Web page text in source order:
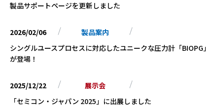
製品サポートページを更新しました
2026/02/06
製品案内
シングルユースプロセスに対応したユニークな圧力計「BIOPG」
が登場！
2025/12/22
展示会
「セミコン・ジャパン 2025」に出展しました